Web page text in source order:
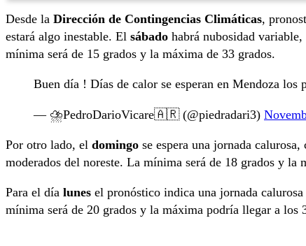
Desde la Dirección de Contingencias Climáticas,
estará algo inestable. El sábado habrá nubosidad
mínima será de 15 grados y la máxima de 33 grados.
Buen día ! Días de calor se esperan en Mendoza los
— ⛈PedroDarioVicare🇦🇷 (@piedradari3)
Por otro lado, el domingo se espera una jornada
moderados del noreste. La mínima será de 18 grados y la
Para el día lunes el pronóstico indica una jornada
mínima será de 20 grados y la máxima podría llegar a los